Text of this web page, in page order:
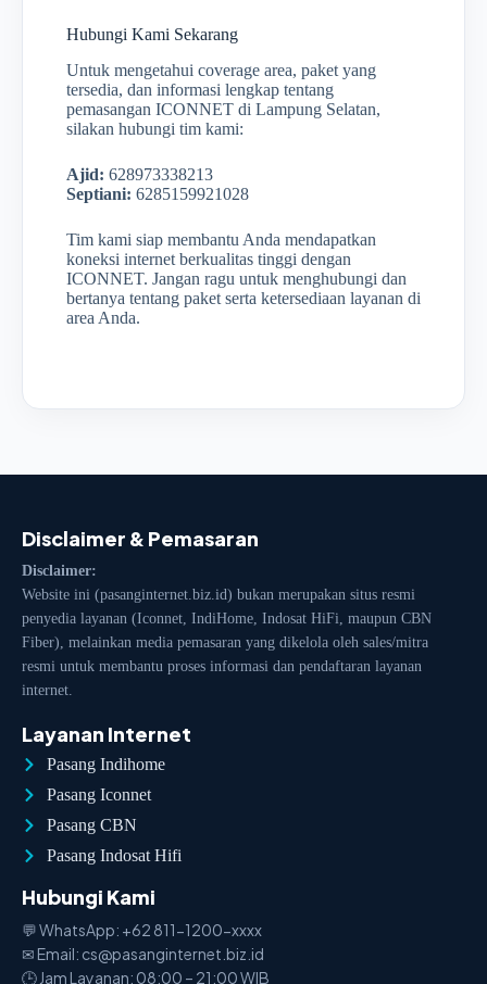
Hubungi Kami Sekarang
Untuk mengetahui coverage area, paket yang
tersedia, dan informasi lengkap tentang
pemasangan ICONNET di Lampung Selatan,
silakan hubungi tim kami:
Ajid: 628973338213
Septiani: 6285159921028
Tim kami siap membantu Anda mendapatkan
koneksi internet berkualitas tinggi dengan
ICONNET. Jangan ragu untuk menghubungi dan
bertanya tentang paket serta ketersediaan layanan di
area Anda.
Disclaimer & Pemasaran
Disclaimer:
Website ini (pasanginternet.biz.id) bukan merupakan situs resmi
penyedia layanan (Iconnet, IndiHome, Indosat HiFi, maupun CBN
Fiber), melainkan media pemasaran yang dikelola oleh sales/mitra
resmi untuk membantu proses informasi dan pendaftaran layanan
internet.
Layanan Internet
Pasang Indihome
Pasang Iconnet
Pasang CBN
Pasang Indosat Hifi
Hubungi Kami
💬 WhatsApp: +62 811-1200-xxxx
✉ Email: cs@pasanginternet.biz.id
🕒 Jam Layanan: 08:00 – 21:00 WIB